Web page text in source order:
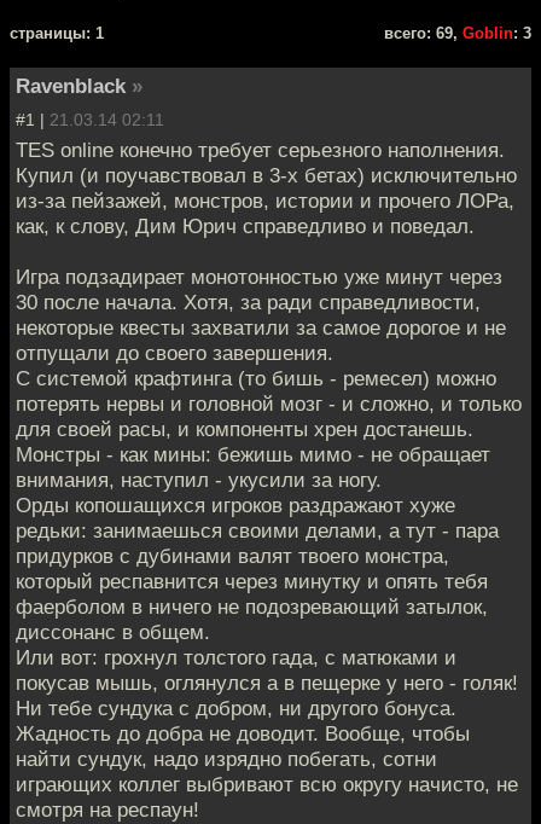
cтраницы: 1 всего: 69, Goblin: 3
Ravenblack »
#1 | 21.03.14 02:11
TES online конечно требует серьезного наполнения.
Купил (и поучавствовал в 3-х бетах) исключительно
из-за пейзажей, монстров, истории и прочего ЛОРа,
как, к слову, Дим Юрич справедливо и поведал.
Игра подзадирает монотонностью уже минут через
30 после начала. Хотя, за ради справедливости,
некоторые квесты захватили за самое дорогое и не
отпущали до своего завершения.
С системой крафтинга (то бишь - ремесел) можно
потерять нервы и головной мозг - и сложно, и только
для своей расы, и компоненты хрен достанешь.
Монстры - как мины: бежишь мимо - не обращает
внимания, наступил - укусили за ногу.
Орды копошащихся игроков раздражают хуже
редьки: занимаешься своими делами, а тут - пара
придурков с дубинами валят твоего монстра,
который респавнится через минутку и опять тебя
фаерболом в ничего не подозревающий затылок,
диссонанс в общем.
Или вот: грохнул толстого гада, с матюками и
покусав мышь, оглянулся а в пещерке у него - голяк!
Ни тебе сундука с добром, ни другого бонуса.
Жадность до добра не доводит. Вообще, чтобы
найти сундук, надо изрядно побегать, сотни
играющих коллег выбривают всю округу начисто, не
смотря на респаун!